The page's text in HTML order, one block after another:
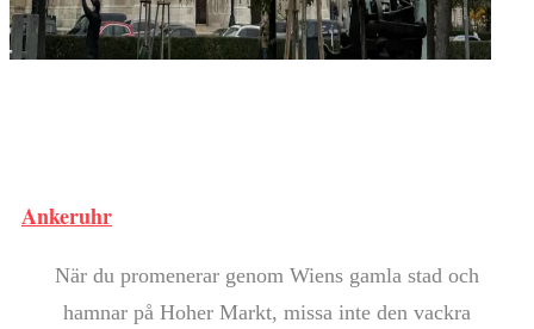
Ankeruhr
När du promenerar genom Wiens gamla stad och
hamnar på Hoher Markt, missa inte den vackra